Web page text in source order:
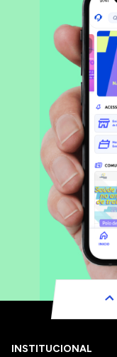
INSTITUCIONAL